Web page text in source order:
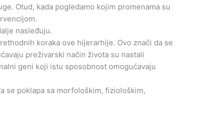
Otud, kada pogledamo kojim promenama su
nasleđuju.
koraka ove hijerarhije. Ovo znači da se
preživarski način života su nastali
geni koji istu sposobnost omogućavaju
se poklapa sa morfološkim, fiziološkim,